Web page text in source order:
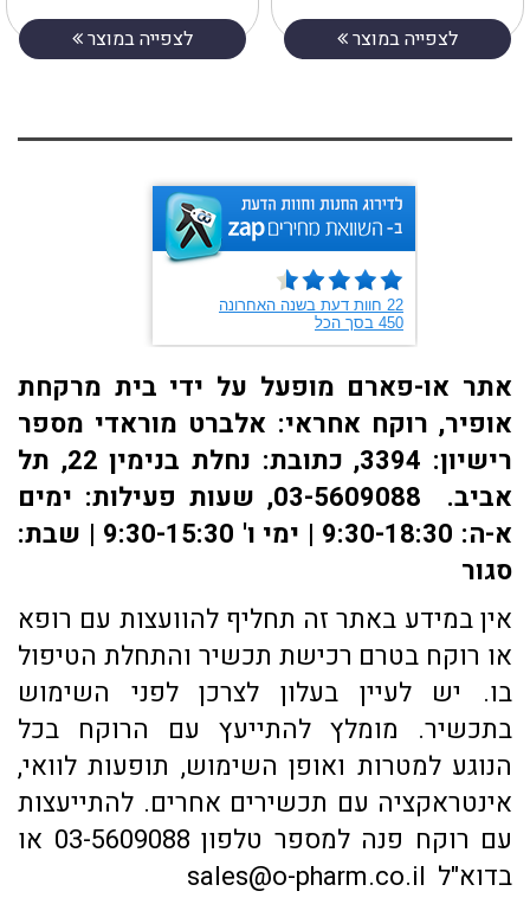
לצפייה במוצר לצפייה במוצר
אתר או-פארם מופעל על ידי בית מרקחת
אופיר, רוקח אחראי: אלברט מוראדי מספר
רישיון: 3394, כתובת: ​נחלת בנימין 22, תל
אביב. 03-5609088, שעות פעילות: ימים
א-ה: 9:30-18:30 | ימי ו' 9:30-15:30 | שבת:
סגור
אין במידע באתר זה תחליף להוועצות עם רופא
או רוקח בטרם רכישת תכשיר והתחלת הטיפול
בו. יש לעיין בעלון לצרכן לפני השימוש
בתכשיר. מומלץ להתייעץ עם הרוקח בכל
הנוגע למטרות ואופן השימוש, תופעות לוואי,
אינטראקציה עם תכשירים אחרים. להתייעצות
עם רוקח פנה למספר טלפון 03-5609088 או
בדוא"ל sales@o-pharm.co.il